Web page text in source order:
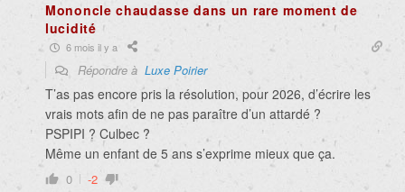
Mononcle chaudasse dans un rare moment de
lucidité
6 mois il y a
Répondre à Luxe Poirier
T’as pas encore pris la résolution, pour 2026, d’écrire les
vrais mots afin de ne pas paraître d’un attardé ?
PSPIPI ? Culbec ?
Même un enfant de 5 ans s’exprime mieux que ça.
0 -2